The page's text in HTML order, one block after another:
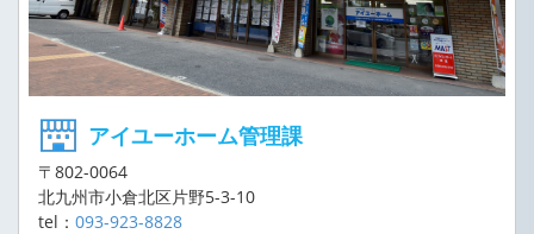
アイユーホーム管理課
〒802-0064
北九州市小倉北区片野5-3-10
tel： 093-923-8828